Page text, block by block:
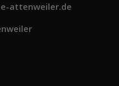
attenweiler.de